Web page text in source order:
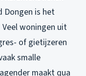
Dongen is het
woningen uit
of gietijzeren
smalle
maakt qua